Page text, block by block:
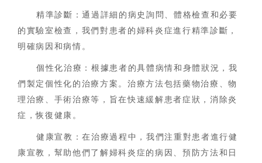
精準診斷：通過詳細的病史詢問、體格檢查和必要
的實驗室檢查，我們對患者的婦科炎症進行精準診斷，
明確病因和病情。
個性化治療：根據患者的具體病情和身體狀況，我
們製定個性化的治療方案。治療方法包括藥物治療、物
理治療、手術治療等，旨在快速緩解患者症狀，消除炎
症，恢復健康。
健康宣教：在治療過程中，我們注重對患者進行健
康宣教，幫助他們了解婦科炎症的病因、預防方法和日